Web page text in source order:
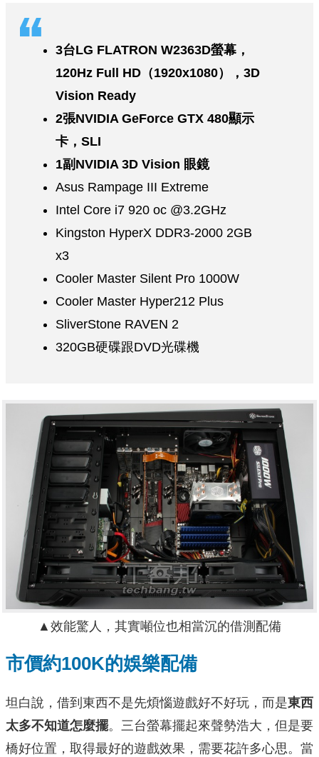
3台LG FLATRON W2363D螢幕，
120Hz Full HD（1920x1080），3D
Vision Ready
2張NVIDIA GeForce GTX 480顯示
卡，SLI
1副NVIDIA 3D Vision 眼鏡
Asus Rampage III Extreme
Intel Core i7 920 oc @3.2GHz
Kingston HyperX DDR3-2000 2GB
x3
Cooler Master Silent Pro 1000W
Cooler Master Hyper212 Plus
SliverStone RAVEN 2
320GB硬碟跟DVD光碟機
▲效能驚人，其實噸位也相當沉的借測配備
市價約100K的娛樂配備
坦白說，借到東西不是先煩惱遊戲好不好玩，而是東西
太多不知道怎麼擺。三台螢幕擺起來聲勢浩大，但是要
橋好位置，取得最好的遊戲效果，需要花許多心思。當